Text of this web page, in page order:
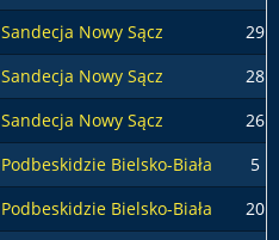
Sandecja Nowy Sącz
29
Sandecja Nowy Sącz
28
Sandecja Nowy Sącz
26
Podbeskidzie Bielsko-Biała
5
Podbeskidzie Bielsko-Biała
20